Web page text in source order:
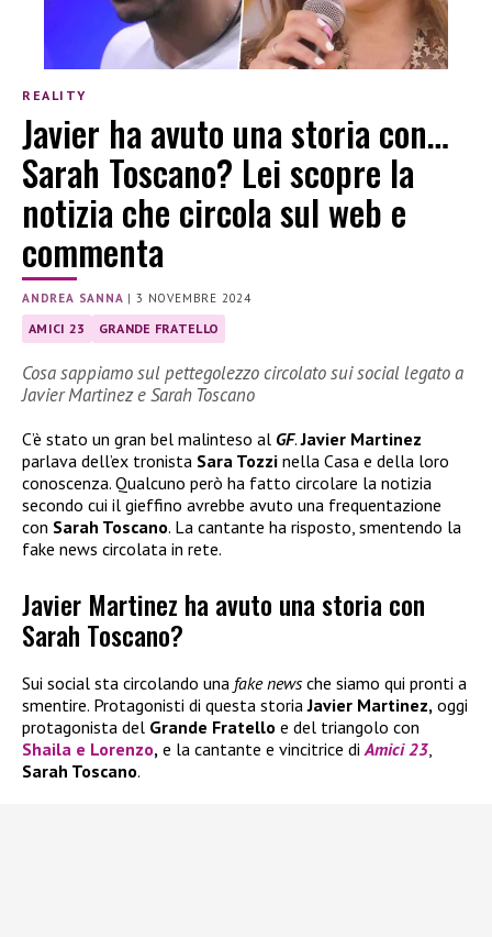
REALITY
Javier ha avuto una storia con…
Sarah Toscano? Lei scopre la
notizia che circola sul web e
commenta
ANDREA SANNA |3 NOVEMBRE 2024
AMICI 23 GRANDE FRATELLO
Cosa sappiamo sul pettegolezzo circolato sui social legato a
Javier Martinez e Sarah Toscano
C’è stato un gran bel malinteso al GF.Javier Martinez
parlava dell’ex tronista Sara Tozzi nella Casa e della loro
conoscenza. Qualcuno però ha fatto circolare la notizia
secondo cui il gieffino avrebbe avuto una frequentazione
con Sarah Toscano. La cantante ha risposto, smentendo la
fake news circolata in rete.
Javier Martinez ha avuto una storia con
Sarah Toscano?
Sui social sta circolando una fake newsche siamo qui pronti a
smentire. Protagonisti di questa storiaJavier Martinez, oggi
protagonista del Grande Fratello e del triangolo con
Shaila e Lorenzo, e la cantante e vincitrice diAmici 23,
Sarah Toscano.